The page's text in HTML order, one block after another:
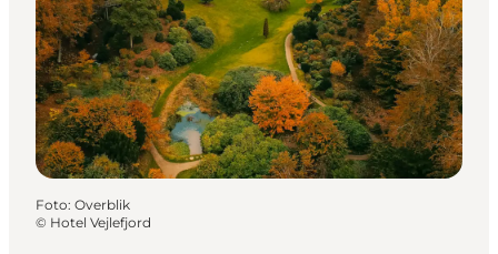
Foto: Overblik
© Hotel Vejlefjord